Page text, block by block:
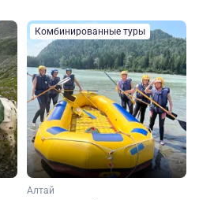
Комбинированные туры
Алтай